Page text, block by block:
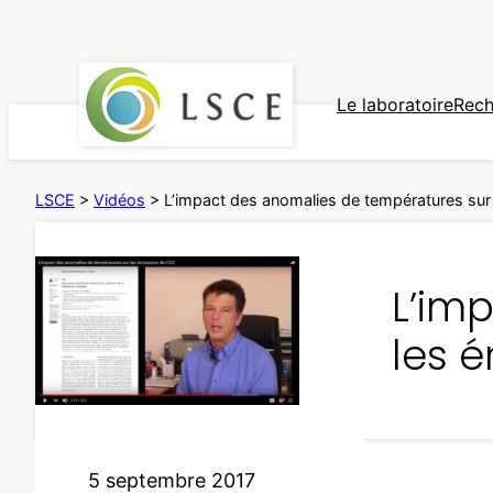
Le laboratoire
LSCE > Vidéos > L’impact des anomalies de températures
les
5 septembre 2017